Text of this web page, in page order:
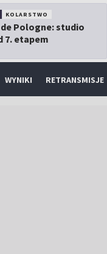
KOLARSTWO
Pologne: studio
7. etapem
WYNIKI RETRANSMISJE